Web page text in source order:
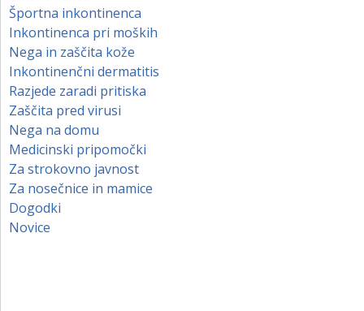
Športna inkontinenca
Inkontinenca pri moških
Nega in zaščita kože
Inkontinenčni dermatitis
Razjede zaradi pritiska
Zaščita pred virusi
Nega na domu
Medicinski pripomočki
Za strokovno javnost
Za nosečnice in mamice
Dogodki
Novice